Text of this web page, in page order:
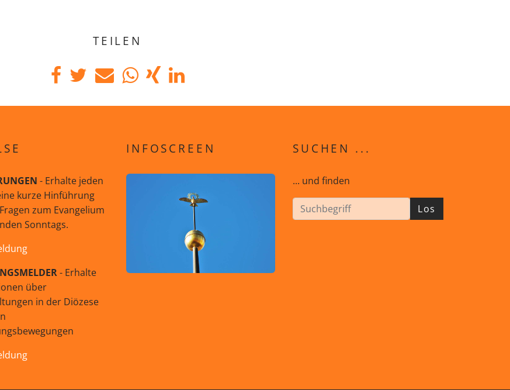
TEILEN
- Erhalte jeden
kurze Hinführung
zum Evangelium
Sonntags.
- Erhalte
über
in der Diözese
INFOSCREEN SUCHEN ...
... und finden
Los